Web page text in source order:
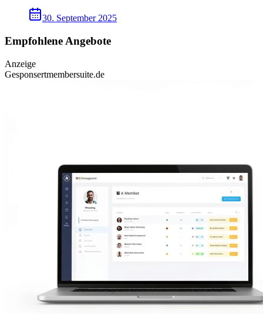
30. September 2025
Empfohlene Angebote
Anzeige
Gesponsertmembersuite.de